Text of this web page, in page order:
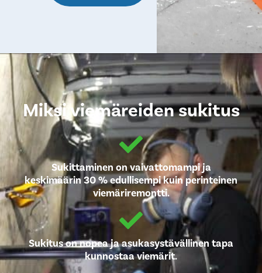
Miksi viemäreiden sukitus
Sukittaminen on vaivattomampi ja
keskimäärin 30 % edullisempi kuin perinteinen
viemäriremontti.
Sukitus on nopea ja asukasystävällinen tapa
kunnostaa viemärit.